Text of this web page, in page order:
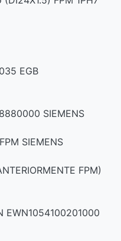
EGB
SIEMENS
SIEMENS
FPM)
EWN1054100201000